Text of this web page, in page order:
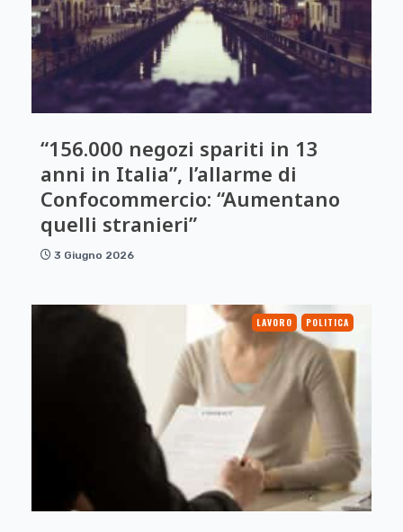
“156.000 negozi spariti in 13
anni in Italia”, l’allarme di
Confocommercio: “Aumentano
quelli stranieri”
3 Giugno 2026
LAVORO POLITICA